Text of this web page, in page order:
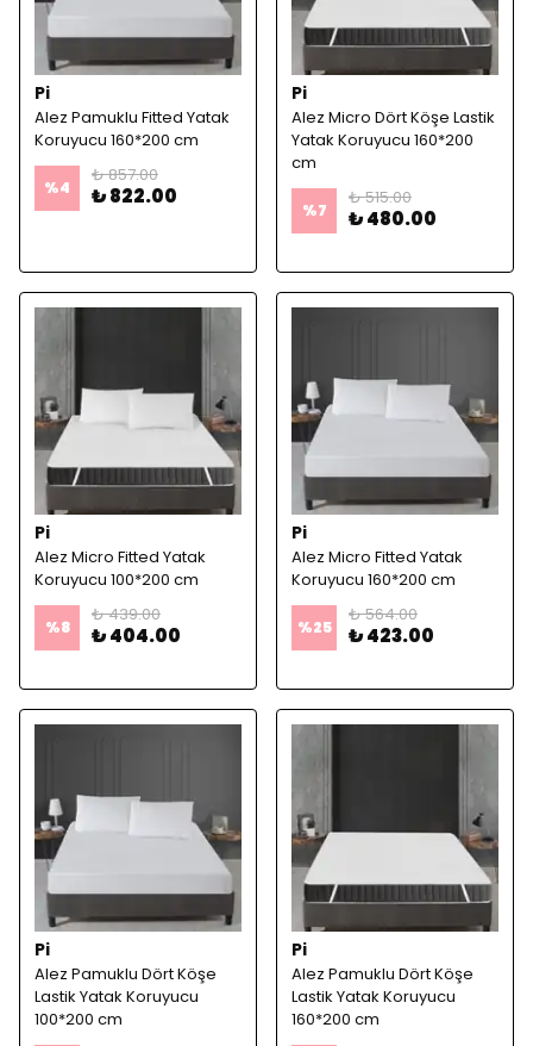
Pi
Alez Pamuklu Fitted Yatak
Koruyucu 160*200 cm
%4
₺ 857.00
₺ 822.00
Pi
Alez Micro Dört Köşe Lastik
Yatak Koruyucu 160*200
cm
%7
₺ 515.00
₺ 480.00
Pi
Alez Micro Fitted Yatak
Koruyucu 100*200 cm
%8
₺ 439.00
₺ 404.00
Pi
Alez Micro Fitted Yatak
Koruyucu 160*200 cm
%25
₺ 564.00
₺ 423.00
Pi
Alez Pamuklu Dört Köşe
Lastik Yatak Koruyucu
100*200 cm
Pi
Alez Pamuklu Dört Köşe
Lastik Yatak Koruyucu
160*200 cm